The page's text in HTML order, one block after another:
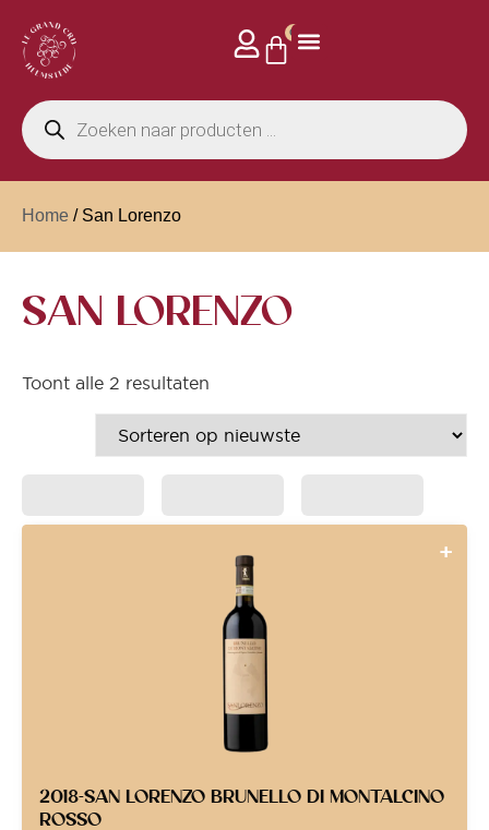
0
Home / San Lorenzo
SAN LORENZO
Toont alle 2 resultaten
2018-SAN LORENZO BRUNELLO DI MONTALCINO
ROSSO